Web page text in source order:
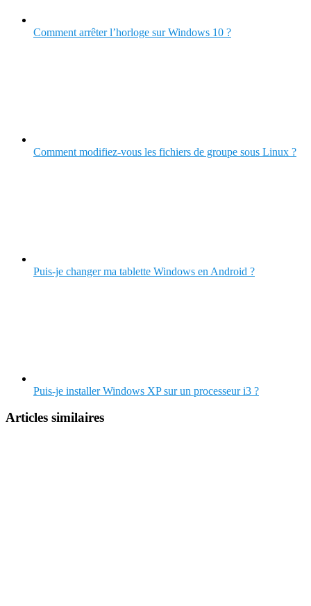
Comment arrêter l’horloge sur Windows 10 ?
Comment modifiez-vous les fichiers de groupe sous Linux ?
Puis-je changer ma tablette Windows en Android ?
Puis-je installer Windows XP sur un processeur i3 ?
Articles similaires